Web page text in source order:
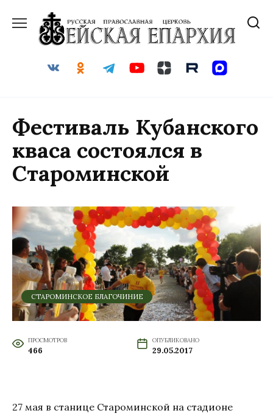
содержанию
Фестиваль Кубанского
кваса состоялся в
Староминской
СТАРОМИНСКОЕ БЛАГОЧИНИЕ
ПРОСМОТРОВ
466
ОПУБЛИКОВАНО
29.05.2017
27 мая в станице Староминской на стадионе